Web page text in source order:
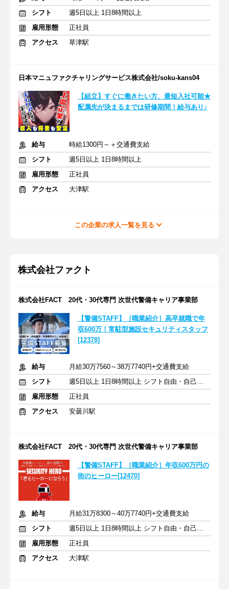
シフト
週5日以上 1日8時間以上
雇用形態
正社員
アクセス
草津駅
日本マニュファクチャリングサービス株式会社/soku-kans04
【組立】すぐに働きたい方、最短入社可能★
配属先が決まるまでは研修期間！給与あり♪
給与
時給1300円～＋交通費支給
シフト
週5日以上 1日8時間以上
雇用形態
正社員
アクセス
大津駅
この企業の求人一覧を見る
株式会社ファクト
株式会社FACT 20代・30代専門 次世代警備キャリア事業部
【警備STAFF】［職業紹介］高卒就職で年
収600万！常駐型施設セキュリティスタッフ
[12378]
給与
月給30万7560～38万7740円+交通費支給
シフト
週5日以上 1日8時間以上 シフト自由・自己申告
雇用形態
正社員
アクセス
安曇川駅
株式会社FACT 20代・30代専門 次世代警備キャリア事業部
【警備STAFF】［職業紹介］年収600万円の
街のヒーロー[12470]
給与
月給31万8300～40万7740円+交通費支給
シフト
週5日以上 1日8時間以上 シフト自由・自己申告
雇用形態
正社員
アクセス
大津駅